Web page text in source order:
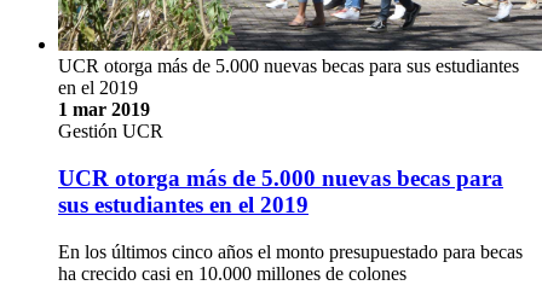
UCR otorga más de 5.000 nuevas becas para sus estudiantes
en el 2019
1 mar 2019
Gestión UCR
UCR otorga más de 5.000 nuevas becas para
sus estudiantes en el 2019
En los últimos cinco años el monto presupuestado para becas
ha crecido casi en 10.000 millones de colones